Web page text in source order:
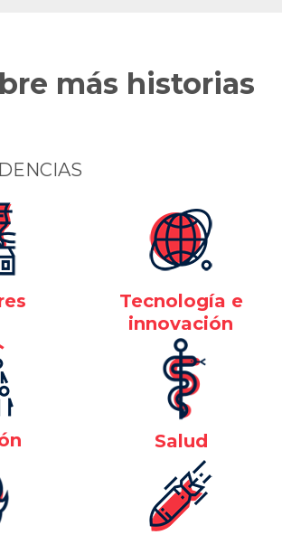
más historias
Tecnología e
innovación
Salud